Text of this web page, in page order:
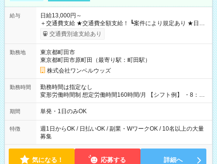
給与
日給13,000円～
＋交通費支給 ★交通費全額支給！ ┗案件により規定あり ★日払
いOK！（規定あり） ┗働いたその日に現金GET♪ お仕事後はコ
ンビニATMから 日払い分を引き落とせます！ 【試用期間】試
交通費別途支給あり
勤務地
東京都町田市
東京都町田市原町田（最寄り駅：町田駅）
株式会社ワンベルウッズ
勤務時間
勤務時間は指定なし
変形労働時間制 想定労働時間160時間/月 【シフト例】 ・8：00
～21：00
期間 単発・1日のみOK
特徴
週1日からOK / 日払いOK / 副業・WワークOK / 10名以上の大量
募集
気になる！ 応募する 詳細へ